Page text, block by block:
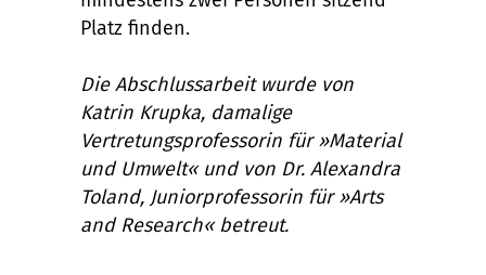
Platz finden.
Die Abschlussarbeit wurde von
Katrin Krupka, damalige
Vertretungsprofessorin für »Material
und Umwelt« und von Dr. Alexandra
Toland, Juniorprofessorin für »Arts
and Research« betreut.